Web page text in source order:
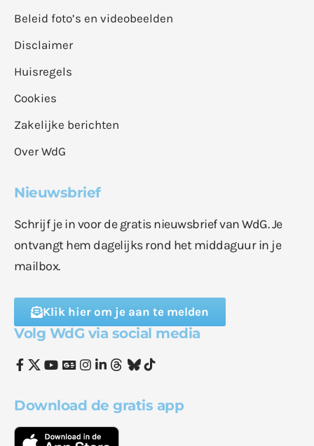
Beleid foto’s en videobeelden
Disclaimer
Huisregels
Cookies
Zakelijke berichten
Over WdG
Nieuwsbrief
Schrijf je in voor de gratis nieuwsbrief van WdG. Je
ontvangt hem dagelijks rond het middaguur in je
mailbox.
Klik hier om je aan te melden
Volg WdG via social media
Download de gratis app